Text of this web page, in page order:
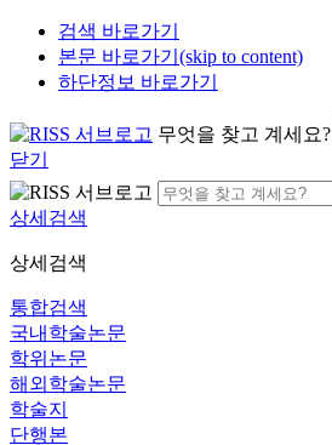
검색 바로가기
본문 바로가기(skip to content)
하단정보 바로가기
무엇을 찾고 계세요?
닫기
상세검색
상세검색
통합검색
국내학술논문
학위논문
해외학술논문
학술지
단행본